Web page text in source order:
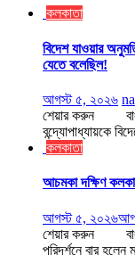
কলকাতা
বিদেশ যাওয়ার
যেতে বলেছিল!
আগস্ট ৫, ২০২৬
শেয়ার করুন
বন্দ্যোপাধ্যায়কে
কলকাতা
আচমকা দক্ষিণ
আগস্ট ৫, ২০২৬
শেয়ার করুন
পরিদর্শনে বার হলেন